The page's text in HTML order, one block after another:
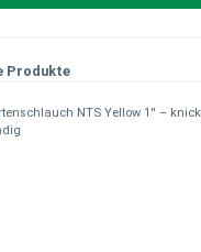
überspringen
Produkte